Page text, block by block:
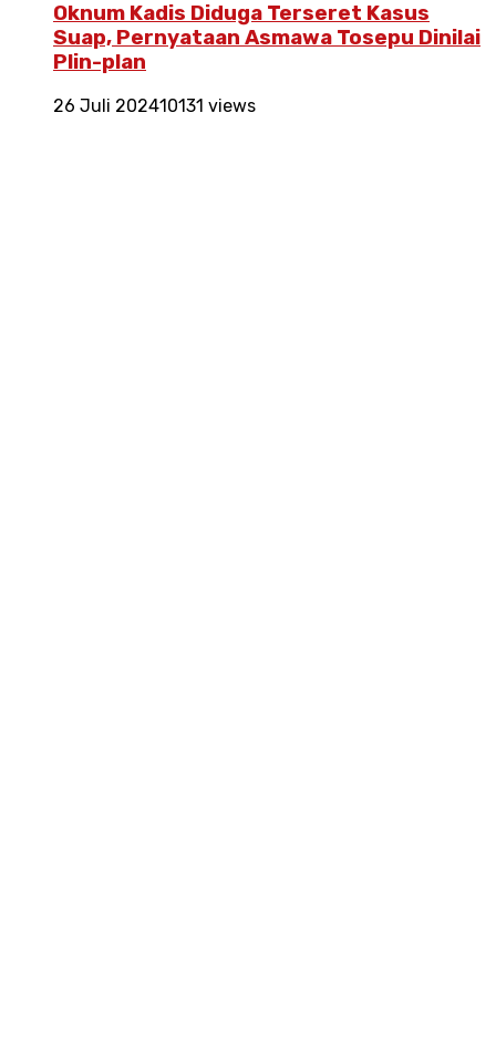
Oknum Kadis Diduga Terseret Kasus
Suap, Pernyataan Asmawa Tosepu Dinilai
Plin-plan
26 Juli 202410131 views